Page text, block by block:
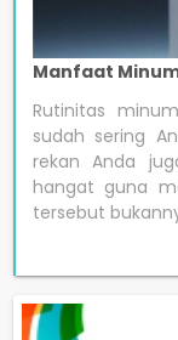
Manfaat
Rutinitas
sudah sering
rekan Anda
hangat guna
tersebut